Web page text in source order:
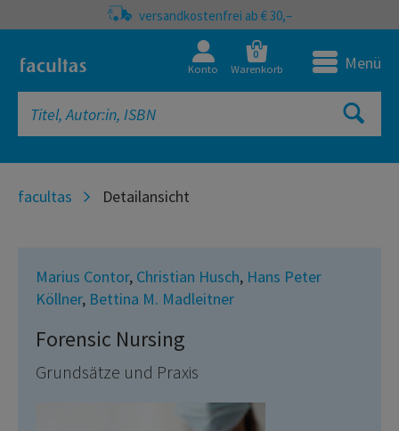
versandkostenfrei ab € 30,–
Konto
0
Warenkorb Menü
facultas Detailansicht
Marius Contor, Christian Husch, Hans Peter
Köllner, Bettina M. Madleitner
Forensic Nursing
Grundsätze und Praxis